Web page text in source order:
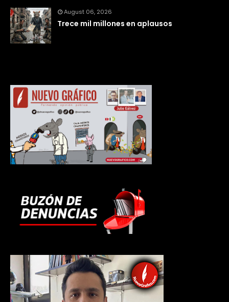
August 06, 2026
Trece mil millones en aplausos